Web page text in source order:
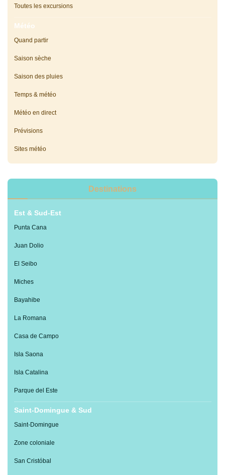
Toutes les excursions
Météo
Quand partir
Saison sèche
Saison des pluies
Temps & météo
Météo en direct
Prévisions
Sites météo
Destinations
Est & Sud-Est
Punta Cana
Juan Dolio
El Seibo
Miches
Bayahibe
La Romana
Casa de Campo
Isla Saona
Isla Catalina
Parque del Este
Saint-Domingue & Sud
Saint-Domingue
Zone coloniale
San Cristóbal